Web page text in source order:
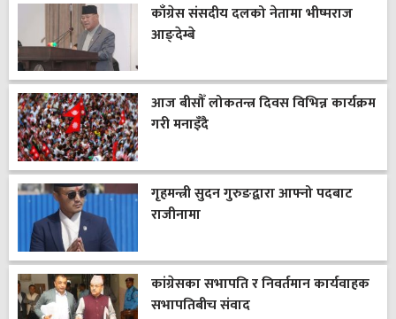
काँग्रेस संसदीय दलको नेतामा भीष्मराज
आङ्देम्बे
आज बीसौँ लोकतन्त्र दिवस विभिन्न कार्यक्रम
गरी मनाइँदै
गृहमन्त्री सुदन गुरुङद्वारा आफ्नो पदबाट
राजीनामा
कांग्रेसका सभापति र निवर्तमान कार्यवाहक
सभापतिबीच संवाद